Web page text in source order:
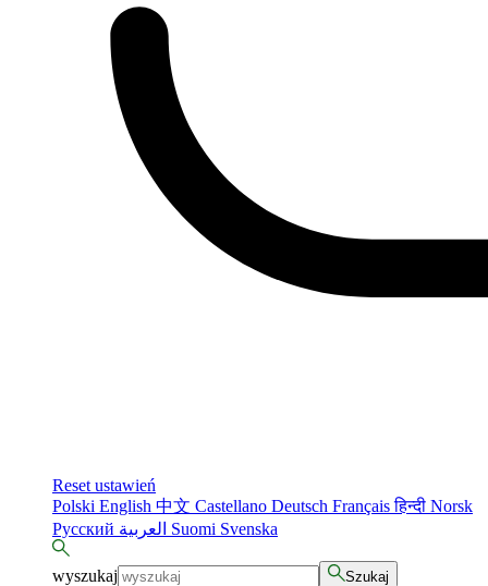
Reset ustawień
Polski English 中文 Castellano Deutsch Françaisहिन्दी Norsk
Русский
Suomi Svenska
wyszukaj Szukaj